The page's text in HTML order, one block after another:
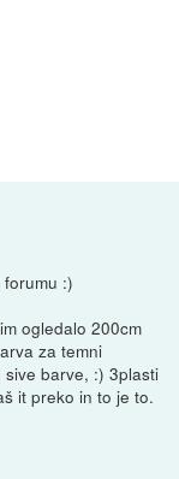
:)
ogledalo 200cm
za temni
barve, :) 3plasti
it preko in to je to.